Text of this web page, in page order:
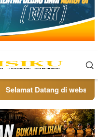
Selamat Datang di website